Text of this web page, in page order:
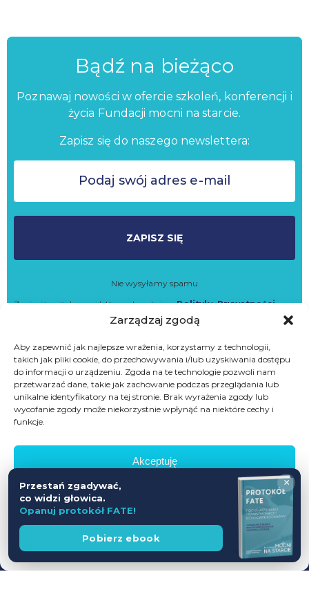
Zarządzaj zgodą
Aby zapewnić jak najlepsze wrażenia, korzystamy z technologii,
takich jak pliki cookie, do przechowywania i/lub uzyskiwania dostępu
do informacji o urządzeniu. Zgoda na te technologie pozwoli nam
przetwarzać dane, takie jak zachowanie podczas przeglądania lub
unikalne identyfikatory na tej stronie. Brak wyrażenia zgody lub
wycofanie zgody może niekorzystnie wpłynąć na niektóre cechy i
funkcje.
Akceptuję
Zobacz preferencje
Polityka prywatności
Bądź na bieżąco
Poznawaj nowości w ofercie szkoleń, konferencji i
życia Fundacji mocni na starcie.
Zapisz się do naszego newslettera:
ZAPISZ SIĘ
Nie wysyłamy spamu
Zapisując się do newslettera akceptujeszPolitykę Prywatnościoraz
wyrażasz zgodę na przetwarzanie danych w celach marketingowych
i usług własnych
Skontakuj się z nami
Fundacja Mocni na starcie
64-100 Leszno
biuro@mocninastarcie.pl
Wesprzyj
fundację
×
Przestań zgadywać,
co widzi głowica.
Opanuj protokół FATE!
Pobierz ebook